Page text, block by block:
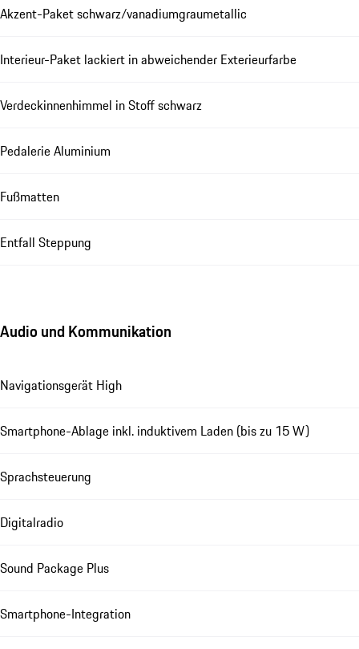
Akzent-Paket schwarz/vanadiumgraumetallic
Interieur-Paket lackiert in abweichender Exterieurfarbe
Verdeckinnenhimmel in Stoff schwarz
Pedalerie Aluminium
Fußmatten
Entfall Steppung
Audio und Kommunikation
Navigationsgerät High
Smartphone-Ablage inkl. induktivem Laden (bis zu 15 W)
Sprachsteuerung
Digitalradio
Sound Package Plus
Smartphone-Integration